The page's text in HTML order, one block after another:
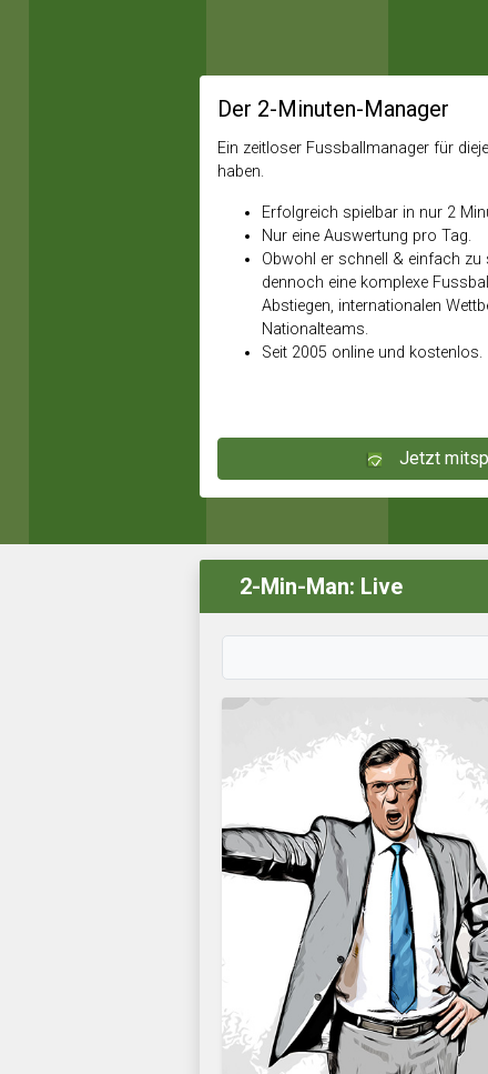
Der 2-Minuten-Manager
Ein zeitloser Fussballmanager für
haben.
Erfolgreich spielbar in nur 2
Nur eine Auswertung pro Tag.
Obwohl er schnell & einfach zu
dennoch eine komplexe
Abstiegen, internationalen
Nationalteams.
Seit 2005 online und kostenlos.
Jetzt
2-Min-Man: Live